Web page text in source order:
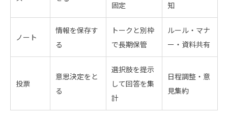
固定
知
ノート
情報を保存す
る
トークと別枠
で長期保管
ルール・マナ
ー・資料共有
投票
意思決定をと
る
選択肢を提示
して回答を集
計
日程調整・意
見集約